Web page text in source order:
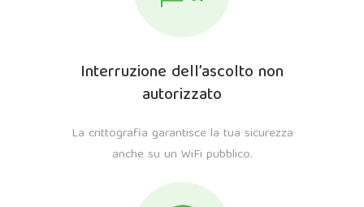
Interruzione dell’ascolto non
autorizzato
La crittografia garantisce la tua sicurezza
anche su un WiFi pubblico.